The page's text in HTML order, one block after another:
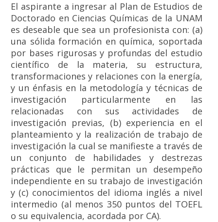
El aspirante a ingresar al Plan de Estudios de
Doctorado en Ciencias Químicas de la UNAM
es deseable que sea un profesionista con: (a)
una sólida formación en química, soportada
por bases rigurosas y profundas del estudio
científico de la materia, su estructura,
transformaciones y relaciones con la energía,
y un énfasis en la metodología y técnicas de
investigación particularmente en las
relacionadas con sus actividades de
investigación previas, (b) experiencia en el
planteamiento y la realización de trabajo de
investigación la cual se manifieste a través de
un conjunto de habilidades y destrezas
prácticas que le permitan un desempeño
independiente en su trabajo de investigación
y (c) conocimientos del idioma inglés a nivel
intermedio (al menos 350 puntos del TOEFL
o su equivalencia, acordada por CA).